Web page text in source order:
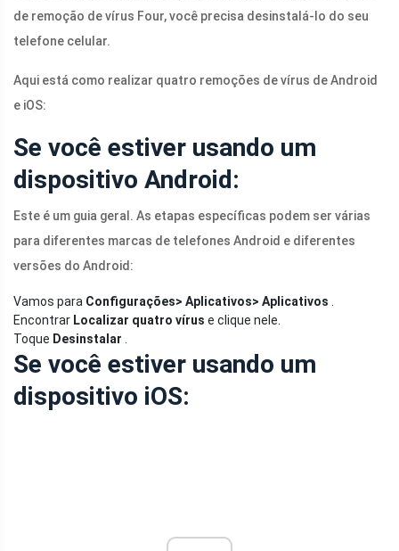
de remoção de vírus Four, você precisa desinstalá-lo do seu
telefone celular.
Aqui está como realizar quatro remoções de vírus de Android
e iOS:
Se você estiver usando um
dispositivo Android:
Este é um guia geral. As etapas específicas podem ser várias
para diferentes marcas de telefones Android e diferentes
versões do Android:
Vamos para Configurações> Aplicativos> Aplicativos
Encontrar Localizar quatro vírus e clique nele.
Toque Desinstalar
Se você estiver usando um
dispositivo iOS: